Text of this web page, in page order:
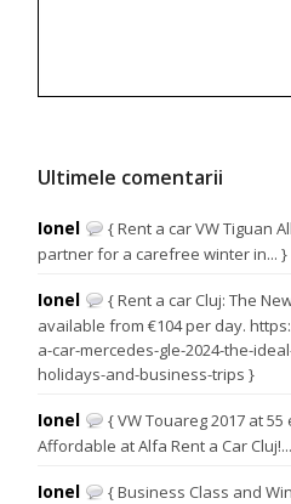
Ultimele comentarii
Ionel
{ Rent a car VW Tiguan
partner for a carefree winter in... }
Ionel
{ Rent a car Cluj: The
available from €104 per day.
a-car-mercedes-gle-2024-the-
holidays-and-business-trips }
Ionel
{ VW Touareg 2017 at
Affordable at Alfa Rent a Car
Ionel
{ Business Class and